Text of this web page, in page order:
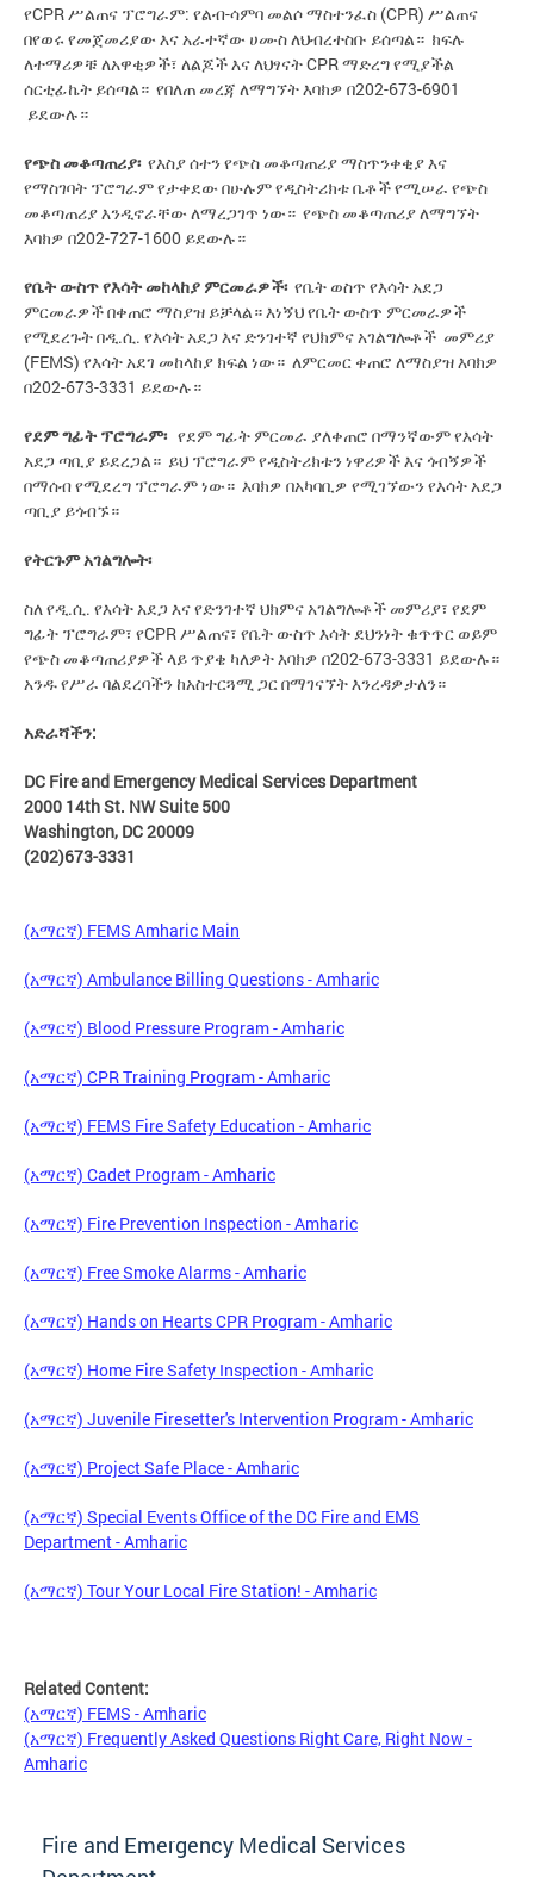
የCPR ሥልጠና ፕሮግራም: የልብ-ሳምባ መልሶ ማስተንፈስ (CPR) ሥልጠና
በየወሩ የመጀመሪያው እና አራተኛው ሀሙስ ለህብረተስቡ ይሰጣል። ክፍሉ
ለተማሪዎቹ ለአዋቂዎች፣ ለልጆች እና ለህፃናት CPR ማድረግ የሚያችል
ሰርቲፊኬት ይሰጣል። የበለጠ መረጃ ለማግኘት እባክዎ በ202-673-6901
ይደውሉ።
የጭስ መቆጣጠሪያ፡ የእስያ ሰተን የጭስ መቆጣጠሪያ ማስጥንቀቂያ እና
የማስገባት ፕሮግራም የታቀደው በሁሉም የዲስትሪክቱ ቤቶች የሚሠራ የጭስ
መቆጣጠሪያ እንዲኖራቸው ለማረጋገጥ ነው። የጭስ መቆጣጠሪያ ለማግኘት
እባክዎ በ202-727-1600 ይደውሉ።
የቤት ውስጥ የእሳት መከላከያ ምርመራዎች፡ የቤት ወስጥ የእሳት አደጋ
ምርመራዎች በቀጠሮ ማስያዝ ይቻላል። እነኝህ የቤት ውስጥ ምርመራዎች
የሚደረጉት በዲ.ሲ. የእሳት አደጋ እና ድንገተኛ የህክምና አገልግሎቶች መምሪያ
(FEMS) የእሳት አደገ መከላከያ ክፍል ነው። ለምርመር ቀጠሮ ለማስያዝ እባክዎ
በ202-673-3331 ይደውሉ።
የደም ግፊት ፕሮግራም፡ የደም ግፊት ምርመራ ያለቀጠሮ በማንኛውም የእሳት
አደጋ ጣቢያ ይደረጋል። ይህ ፕሮግራም የዲስትሪክቱን ነዋሪዎች እና ጎብኝዎች
በማሰብ የሚደረግ ፕሮግራም ነው። እባክዎ በአካባቢዎ የሚገኘውን የእሳት አደጋ
ጣቢያ ይጎብኙ።
የትርጉም አገልግሎት፡
ስለ የዲ.ሲ. የእሳት አደጋ እና የድንገተኛ ህክምና አገልግሎቶች መምሪያ፣ የደም
ግፊት ፕሮግራም፣ የCPR ሥልጠና፣ የቤት ውስጥ እሳት ደህንነት ቁጥጥር ወይም
የጭስ መቆጣጠሪያዎች ላይ ጥያቄ ካለዎት እባክዎ በ202-673-3331 ይደውሉ።
አንዱ የሥራ ባልደረባችን ከአስተርጓሚ ጋር በማገናኘት እንረዳዎታለን።
አድራሻችን:
DC Fire and Emergency Medical Services Department
2000 14th St. NW Suite 500
Washington, DC 20009
(202)673-3331
(አማርኛ) FEMS Amharic Main
(አማርኛ) Ambulance Billing Questions - Amharic
(አማርኛ) Blood Pressure Program - Amharic
(አማርኛ) CPR Training Program - Amharic
(አማርኛ) FEMS Fire Safety Education - Amharic
(አማርኛ) Cadet Program - Amharic
(አማርኛ) Fire Prevention Inspection - Amharic
(አማርኛ) Free Smoke Alarms - Amharic
(አማርኛ) Hands on Hearts CPR Program - Amharic
(አማርኛ) Home Fire Safety Inspection - Amharic
(አማርኛ) Juvenile Firesetter's Intervention Program - Amharic
(አማርኛ) Project Safe Place - Amharic
(አማርኛ) Special Events Office of the DC Fire and EMS
Department - Amharic
(አማርኛ) Tour Your Local Fire Station! - Amharic
Related Content:
(አማርኛ) FEMS - Amharic
(አማርኛ) Frequently Asked Questions Right Care, Right Now -
Amharic
Fire and Emergency Medical Services